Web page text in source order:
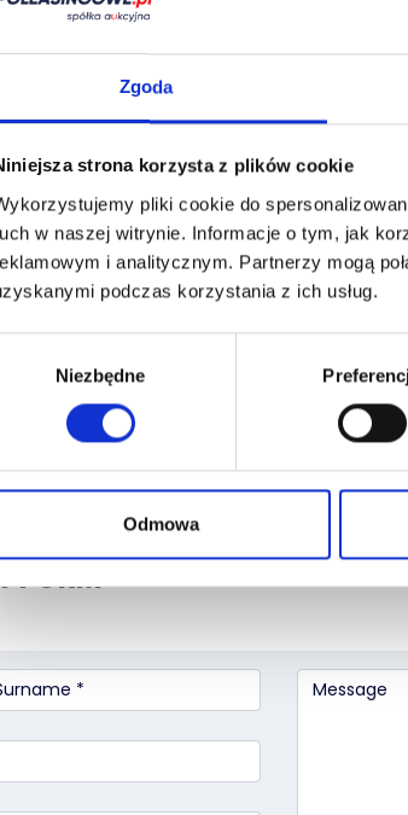
Zgoda
strona korzysta z plików cookie
pliki cookie do
w naszej witrynie. Informacje o tym, jak
i analitycznym. Partnerzy mogą
podczas korzystania z ich usług.
Niezbędne
Odmowa
and conditions
FORM